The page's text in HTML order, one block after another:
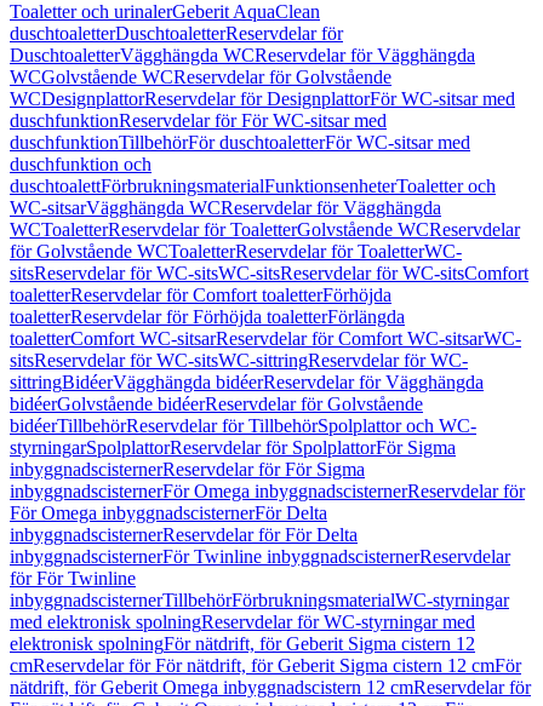
Toaletter och urinalerGeberit AquaClean
duschtoaletterDuschtoaletterReservdelar för
DuschtoaletterVägghängda WCReservdelar för Vägghängda
WCGolvstående WCReservdelar för Golvstående
WCDesignplattorReservdelar för DesignplattorFör WC-sitsar med
duschfunktionReservdelar för För WC-sitsar med
duschfunktionTillbehörFör duschtoaletterFör WC-sitsar med
duschfunktion och
duschtoalettFörbrukningsmaterialFunktionsenheterToaletter och
WC-sitsarVägghängda WCReservdelar för Vägghängda
WCToaletterReservdelar för ToaletterGolvstående WCReservdelar
för Golvstående WCToaletterReservdelar för ToaletterWC-
sitsReservdelar för WC-sitsWC-sitsReservdelar för WC-sitsComfort
toaletterReservdelar för Comfort toaletterFörhöjda
toaletterReservdelar för Förhöjda toaletterFörlängda
toaletterComfort WC-sitsarReservdelar för Comfort WC-sitsarWC-
sitsReservdelar för WC-sitsWC-sittringReservdelar för WC-
sittringBidéerVägghängda bidéerReservdelar för Vägghängda
bidéerGolvstående bidéerReservdelar för Golvstående
bidéerTillbehörReservdelar för TillbehörSpolplattor och WC-
styrningarSpolplattorReservdelar för SpolplattorFör Sigma
inbyggnadscisternerReservdelar för För Sigma
inbyggnadscisternerFör Omega inbyggnadscisternerReservdelar för
För Omega inbyggnadscisternerFör Delta
inbyggnadscisternerReservdelar för För Delta
inbyggnadscisternerFör Twinline inbyggnadscisternerReservdelar
för För Twinline
inbyggnadscisternerTillbehörFörbrukningsmaterialWC-styrningar
med elektronisk spolningReservdelar för WC-styrningar med
elektronisk spolningFör nätdrift, för Geberit Sigma cistern 12
cmReservdelar för För nätdrift, för Geberit Sigma cistern 12 cmFör
nätdrift, för Geberit Omega inbyggnadscistern 12 cmReservdelar för